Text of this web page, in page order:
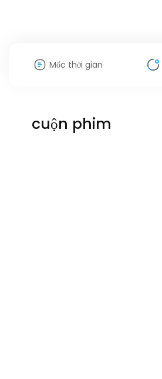
Mốc thời gian
cuộn phim